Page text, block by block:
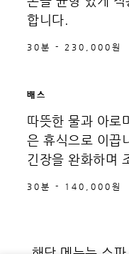
합니다.
30분 - 230,000원
배스
따뜻한 물과 아로
은 휴식으로 이끕
긴장을 완화하며
30분 - 140,000원